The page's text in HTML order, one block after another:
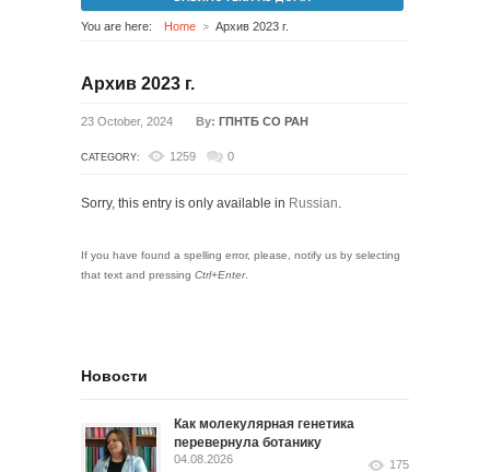
You are here: Home Архив 2023 г.
Архив 2023 г.
23 October, 2024 By: ГПНТБ СО РАН
CATEGORY: 1259 0
Sorry, this entry is only available in Russian.
If you have found a spelling error, please, notify us by selecting
that text and pressing Ctrl+Enter.
Новости
Как молекулярная генетика
перевернула ботанику
04.08.2026 175